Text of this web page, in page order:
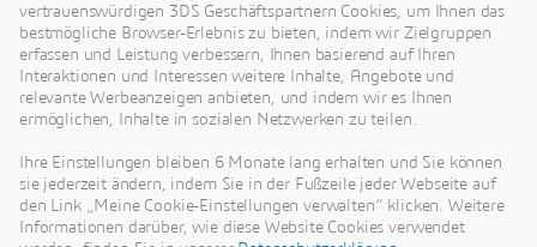
3DEXPERIENCE MAKE
Erhalten Sie sekundenschnell Angebote für Ihre Bauteile
vertrauenswürdigen 3DS Geschäftspartnern Cookies, um Ihnen das
bestmögliche Browser-Erlebnis zu bieten, indem wir Zielgruppen
erfassen und Leistung verbessern, Ihnen basierend auf Ihren
Interaktionen und Interessen weitere Inhalte, Angebote und
relevante Werbeanzeigen anbieten, und indem wir es Ihnen
ermöglichen, Inhalte in sozialen Netzwerken zu teilen.
Ihre Einstellungen bleiben 6 Monate lang erhalten und Sie können
sie jederzeit ändern, indem Sie in der Fußzeile jeder Webseite auf
den Link „Meine Cookie-Einstellungen verwalten“ klicken. Weitere
Informationen darüber, wie diese Website Cookies verwendet